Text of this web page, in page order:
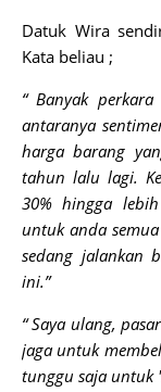
Datuk Wira
Kata beliau ;
“ Banyak
antaranya
harga barang
tahun lalu lagi.
30% hingga
untuk anda
sedang jalankan
ini.”
“ Saya ulang,
jaga untuk
tunggu saja untuk